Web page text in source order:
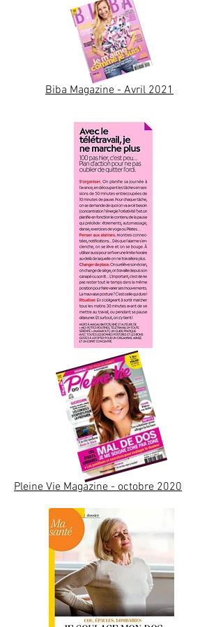
Biba Magazine - Avril 2021
Pleine Vie Magazine - octobre 2020